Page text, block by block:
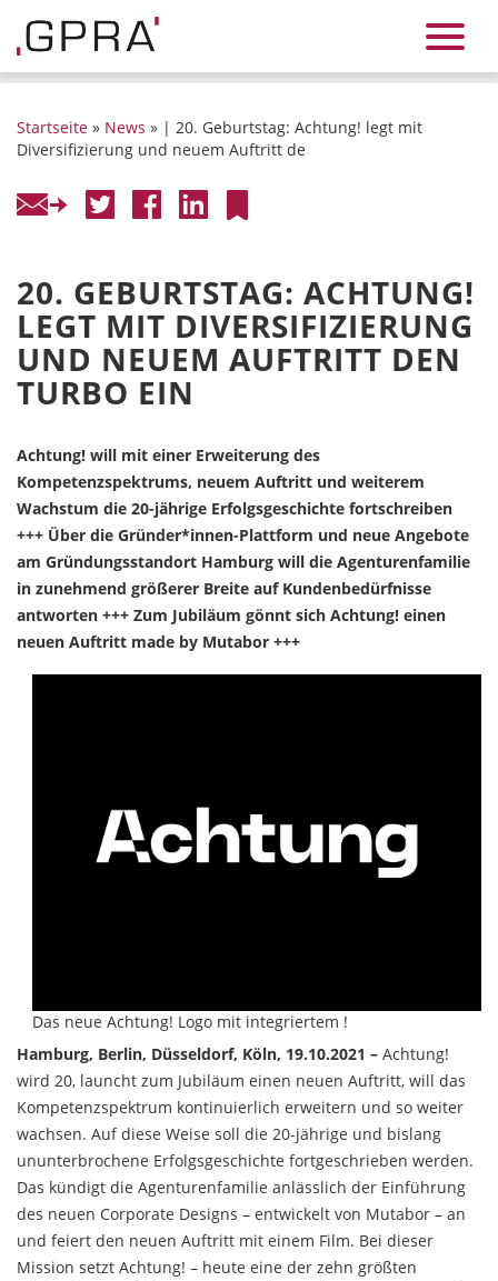
Startseite » News » | 20. Geburtstag: Achtung! legt mit
Diversifizierung und neuem Auftritt de
20. GEBURTSTAG: ACHTUNG!
LEGT MIT DIVERSIFIZIERUNG
UND NEUEM AUFTRITT DEN
TURBO EIN
Achtung! will mit einer Erweiterung des
Kompetenzspektrums, neuem Auftritt und weiterem
Wachstum die 20-jährige Erfolgsgeschichte fortschreiben
+++ Über die Gründer*innen-Plattform und neue Angebote
am Gründungsstandort Hamburg will die Agenturenfamilie
in zunehmend größerer Breite auf Kundenbedürfnisse
antworten +++ Zum Jubiläum gönnt sich Achtung! einen
neuen Auftritt made by Mutabor +++
Das neue Achtung! Logo mit integriertem !
Hamburg, Berlin, Düsseldorf, Köln, 19.10.2021 – Achtung!
wird 20, launcht zum Jubiläum einen neuen Auftritt, will das
Kompetenzspektrum kontinuierlich erweitern und so weiter
wachsen. Auf diese Weise soll die 20-jährige und bislang
ununterbrochene Erfolgsgeschichte fortgeschrieben werden.
Das kündigt die Agenturenfamilie anlässlich der Einführung
des neuen Corporate Designs – entwickelt von Mutabor – an
und feiert den neuen Auftritt mit einem Film. Bei dieser
Mission setzt Achtung! – heute eine der zehn größten